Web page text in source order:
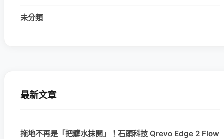
未分類
最新文章
拖地不再是「把髒水抹開」！石頭科技 Qrevo Edge 2 Flow